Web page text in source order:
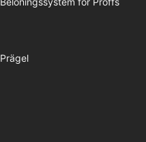
Prägel